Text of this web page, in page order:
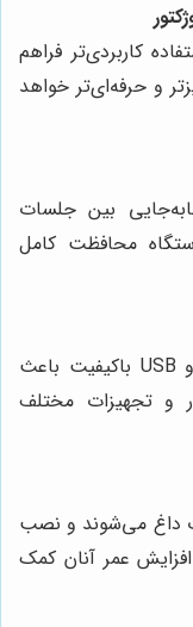
کاربردی‌تر فراهم
و حرفه‌ای‌تر خواهد
بین جلسات
محافظت کامل
استفاده از کابل‌های HDMI، VGA و USB باکیفیت باعث
و تجهیزات مختلف
داغ می‌شوند و نصب
عمر آنان کمک